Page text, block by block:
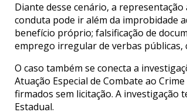
Diante desse cenário, a
conduta pode ir além da improbidade
benefício próprio; falsificação de
emprego irregular de verbas públicas,
O caso também se conecta a
Atuação Especial de Combate ao
firmados sem licitação. A
Estadual.